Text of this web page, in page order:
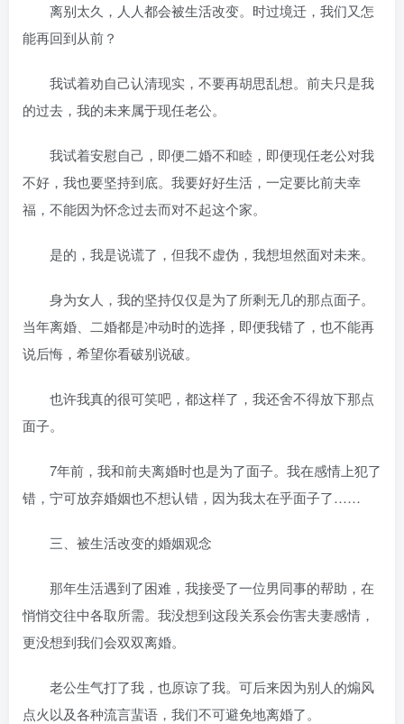
离别太久，人人都会被生活改变。时过境迁，我们又怎
能再回到从前？
我试着劝自己认清现实，不要再胡思乱想。前夫只是我
的过去，我的未来属于现任老公。
我试着安慰自己，即便二婚不和睦，即便现任老公对我
不好，我也要坚持到底。我要好好生活，一定要比前夫幸
福，不能因为怀念过去而对不起这个家。
是的，我是说谎了，但我不虚伪，我想坦然面对未来。
身为女人，我的坚持仅仅是为了所剩无几的那点面子。
当年离婚、二婚都是冲动时的选择，即便我错了，也不能再
说后悔，希望你看破别说破。
也许我真的很可笑吧，都这样了，我还舍不得放下那点
面子。
7年前，我和前夫离婚时也是为了面子。我在感情上犯了
错，宁可放弃婚姻也不想认错，因为我太在乎面子了……
三、被生活改变的婚姻观念
那年生活遇到了困难，我接受了一位男同事的帮助，在
悄悄交往中各取所需。我没想到这段关系会伤害夫妻感情，
更没想到我们会双双离婚。
老公生气打了我，也原谅了我。可后来因为别人的煽风
点火以及各种流言蜚语，我们不可避免地离婚了。